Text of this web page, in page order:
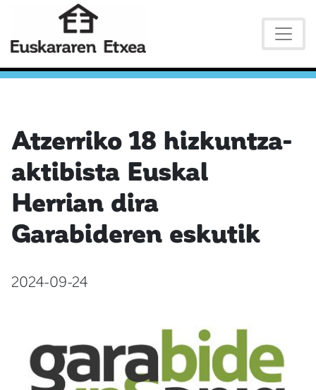
Atzerriko 18 hizkuntza-
aktibista Euskal
Herrian dira
Garabideren eskutik
2024-09-24